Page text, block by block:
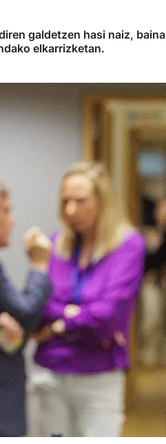
galdetzen hasi naiz,
elkarrizketan.